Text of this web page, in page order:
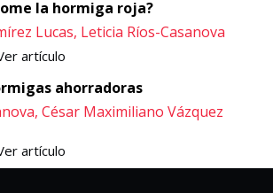
la hormiga roja?
Lucas, Leticia Ríos-Casanova
artículo
ahorradoras
César Maximiliano Vázquez
artículo